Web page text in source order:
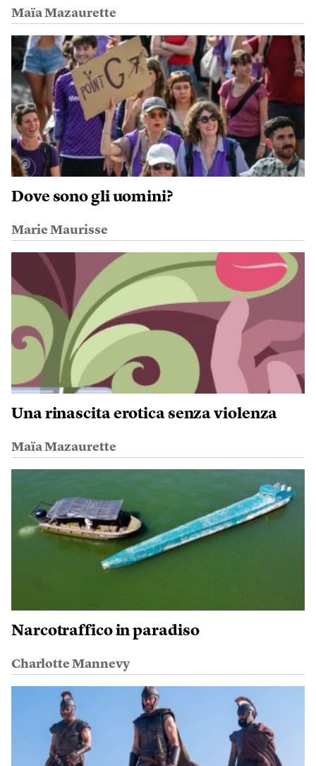
Maïa Mazaurette
Dove sono gli uomini?
Marie Maurisse
Una rinascita erotica senza violenza
Maïa Mazaurette
Narcotraffico in paradiso
Charlotte Mannevy